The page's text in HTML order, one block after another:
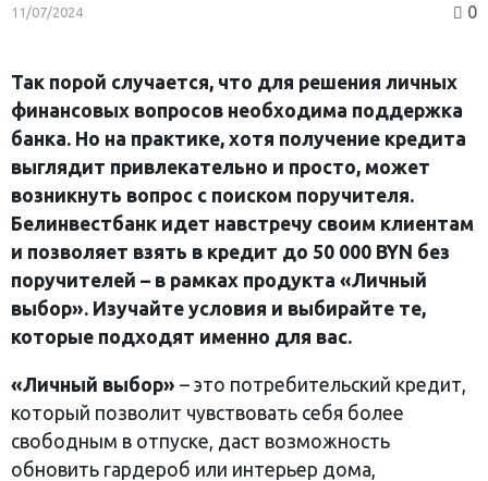
11/07/2024 0
Так порой случается, что для решения личных
финансовых вопросов необходима поддержка
банка. Но на практике, хотя получение кредита
выглядит привлекательно и просто, может
возникнуть вопрос с поиском поручителя.
Белинвестбанк идет навстречу своим клиентам
и позволяет взять в кредит до 50 000 BYN без
поручителей – в рамках продукта «Личный
выбор». Изучайте условия и выбирайте те,
которые подходят именно для вас.
«Личный выбор» – это потребительский кредит,
который позволит чувствовать себя более
свободным в отпуске, даст возможность
обновить гардероб или интерьер дома,